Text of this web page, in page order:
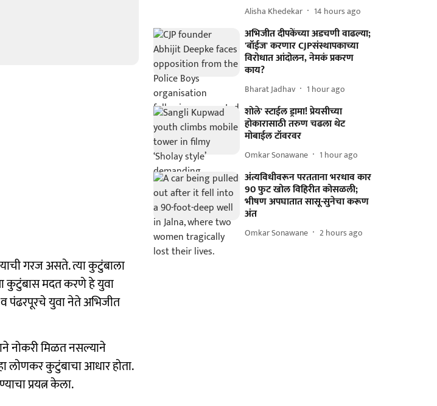
गरज असते. त्या कुटुंबाला
कुटुंबास मदत करणे हे युवा
पंढरपूरचे युवा नेते अभिजीत
नोकरी मिळत नसल्याने
लाेणकर कुटुंबाचा आधार हाेता.
प्रयत्न केला.
Alisha Khedekar 14 hours ago
अभिजीत दीपकेंच्या अडचणी वाढल्या;
'बॉईज' करणार CJPसंस्थापकाच्या
विरोधात आंदोलन, नेमकं प्रकरण
काय?
Bharat Jadhav 1 hour ago
शोले' स्टाईल ड्रामा! प्रेयसीच्या
होकारासाठी तरुण चढला थेट
मोबाईल टॉवरवर
Omkar Sonawane 1 hour ago
अंत्यविधीवरून परतताना भरधाव कार
90 फुट खोल विहिरीत कोसळली;
भीषण अपघातात सासू-सुनेचा करूण
अंत
Omkar Sonawane 2 hours ago